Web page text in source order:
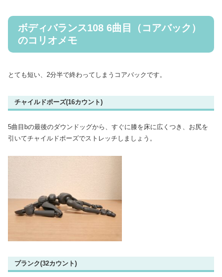
ボディバランス108 6曲目（コアバック）
のコリオメモ
とても短い、2分半で終わってしまうコアバックです。
チャイルドポーズ(16カウント)
5曲目bの最後のダウンドッグから、すぐに膝を床に広くつき、お尻を
引いてチャイルドポーズでストレッチしましょう。
プランク(32カウント)